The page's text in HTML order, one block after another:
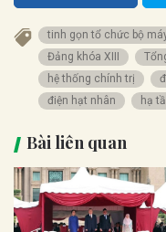
tinh gọn tổ chức bộ
Đảng khóa XIII
hệ thống chính trị
điện hạt nhân
hạ
Bài liên quan